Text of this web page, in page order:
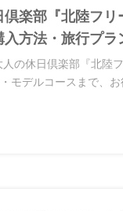
倶楽部『北陸フ
入方法・旅行プラ
の休日倶楽部『北陸
モデルコースまで、